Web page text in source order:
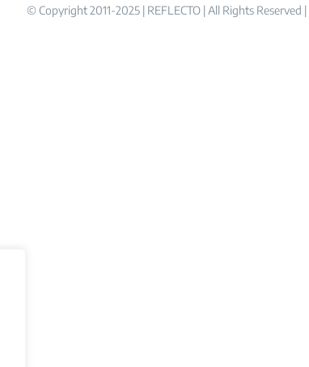
© Copyright 2011-2025 | REFLECTO | All Rights Reserved |